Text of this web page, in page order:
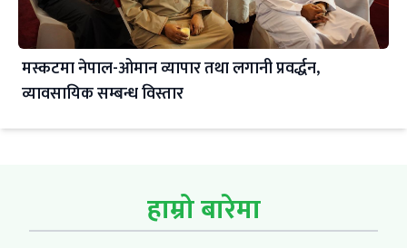
मस्कटमा नेपाल-ओमान व्यापार तथा लगानी प्रवर्द्धन,
व्यावसायिक सम्बन्ध विस्तार
हाम्रो बारेमा